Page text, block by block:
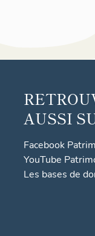
AUSSI
Facebook
YouTube
Les bases de